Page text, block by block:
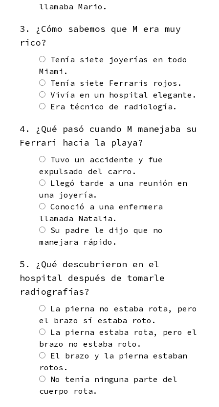
llamaba Mario.
3. ¿Cómo sabemos que M era muy
rico?
Tenía siete joyerías en todo
Miami.
Tenía siete Ferraris rojos.
Vivía en un hospital elegante.
Era técnico de radiología.
4. ¿Qué pasó cuando M manejaba su
Ferrari hacia la playa?
Tuvo un accidente y fue
expulsado del carro.
Llegó tarde a una reunión en
una joyería.
Conoció a una enfermera
llamada Natalia.
Su padre le dijo que no
manejara rápido.
5. ¿Qué descubrieron en el
hospital después de tomarle
radiografías?
La pierna no estaba rota, pero
el brazo sí estaba roto.
La pierna estaba rota, pero el
brazo no estaba roto.
El brazo y la pierna estaban
rotos.
No tenía ninguna parte del
cuerpo rota.